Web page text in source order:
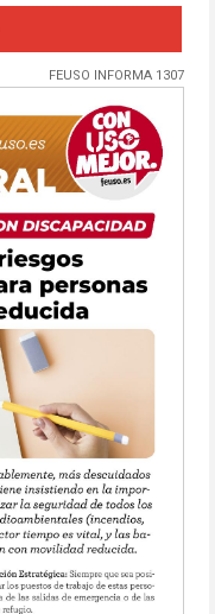
FEUSO INFORMA 1307